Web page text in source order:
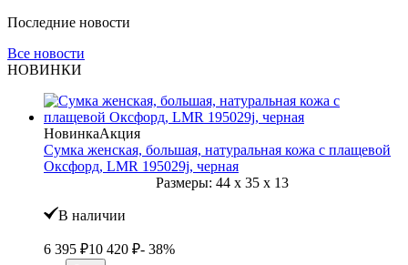
Последние новости
Все новости
НОВИНКИ
НовинкаАкция
Сумка женская, большая, натуральная кожа с плащевой
Оксфорд, LMR 195029j, черная
Размеры: 44 x 35 x 13
В наличии
6 395 ₽10 420 ₽- 38%